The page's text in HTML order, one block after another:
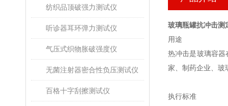
纺织品顶破强力测试仪
听诊器耳环弹力测试仪
气压式织物胀破强度仪
无菌注射器密合性负压测试仪
百格十字刮擦测试仪
玻璃瓶罐抗冲击测
用途
热冲击是玻璃容
家、制药企业、玻
执行标准